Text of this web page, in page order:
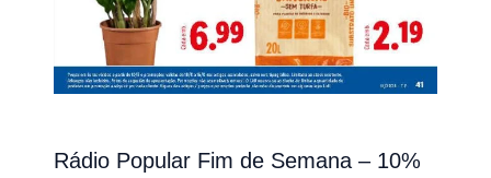
Rádio Popular Fim de Semana – 10%